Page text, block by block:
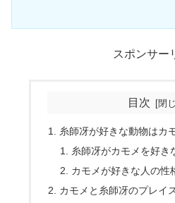
スポンサー
目次
糸師冴が好きな動物はカ
糸師冴がカモメを好き
カモメが好きな人の性
カモメと糸師冴のプレイ